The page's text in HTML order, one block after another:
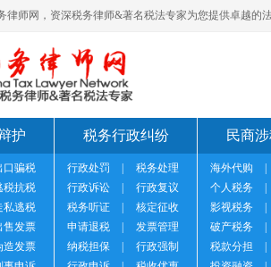
律师网，资深税务律师&著名税法专家为您提供卓越的
护
口骗税
税抗税
私逃税
售发票
造发票
税务行政纠纷
行政处罚
税务处理
行政诉讼
行政复议
税务听证
核定征收
申请退税
发票管理
纳税担保
行政强制
民商
海外代购
个人税务
影视税务
破产税务
税款分担